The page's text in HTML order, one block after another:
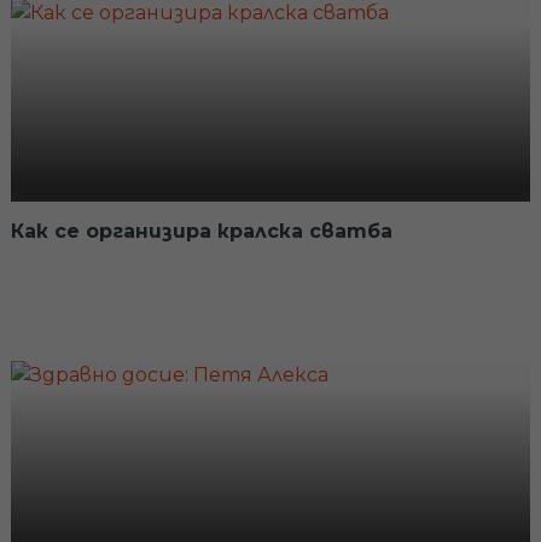
Как се организира кралска сватба